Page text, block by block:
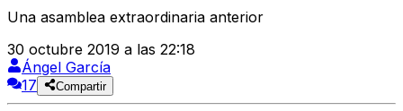
Una asamblea extraordinaria anterior
30 octubre 2019 a las 22:18
Ángel García
17
Compartir